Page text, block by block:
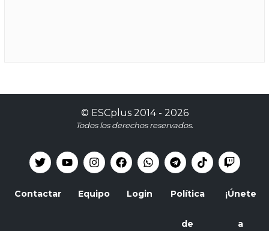
© ESCplus2014 - 2026
Todos los derechos reservados.
Contactar Equipo Login Política
de
¡Únete
a